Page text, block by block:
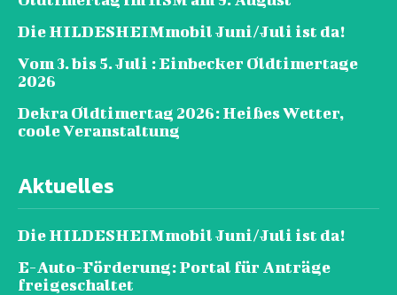
Die HILDESHEIMmobil Juni/Juli ist da!
Vom 3. bis 5. Juli : Einbecker Oldtimertage
2026
Dekra Oldtimertag 2026: Heißes Wetter,
coole Veranstaltung
Aktuelles
Die HILDESHEIMmobil Juni/Juli ist da!
E-Auto-Förderung: Portal für Anträge
freigeschaltet